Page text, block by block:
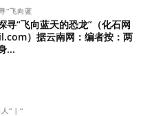
“飞向蓝
寻“飞向蓝天的恐龙”（化石网
）据云南网：编者按：两
...
”｜“